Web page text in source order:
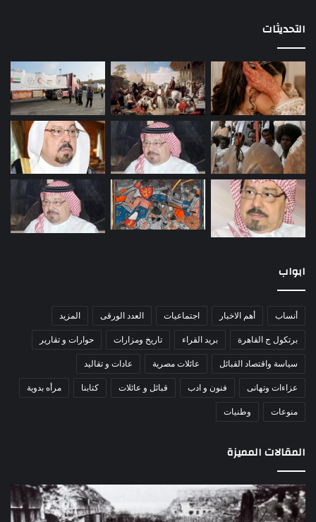
التحديثات
ابواب
أنساب أهم الاخبار اجتماعيات العدد الورقى المزيد
برتكول ج القاهرة بريد القراء تاريخ ومزارات حوارات و تقارير
سياسة واقتصاد القبائل عائلات مصرية عادات و تقاليد
عزاءات وتهانى فنون و ادب قبائل و عائلات كتابنا مرأه بدوية
منوعات وطنيات
المقالات المميزة
اللواء
دكتور